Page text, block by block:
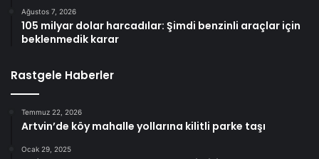
Ağustos 7, 2026
105 milyar dolar harcadılar: Şimdi benzinli araçlar için
beklenmedik karar
Rastgele Haberler
Temmuz 22, 2026
Artvin’de köy mahalle yollarına kilitli parke taşı
Ocak 29, 2025